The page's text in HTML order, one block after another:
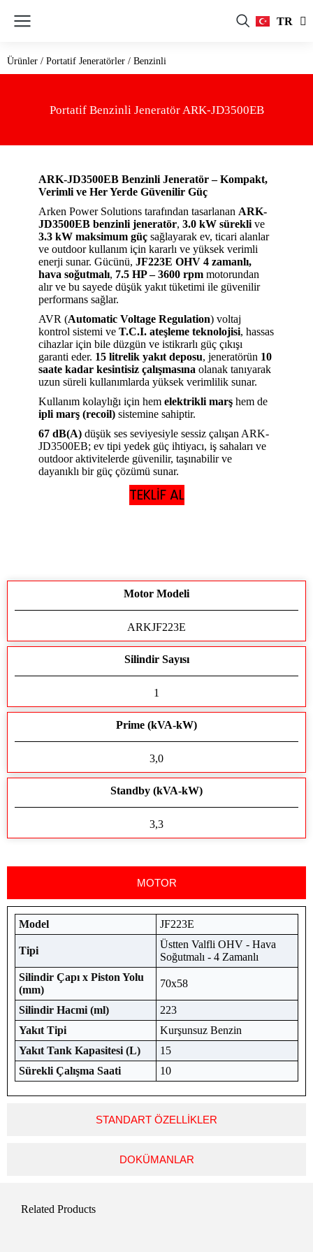
TR
RU
Ürünler / Portatif Jeneratörler / Benzinli
Portatif Benzinli Jeneratör ARK-JD3500EB
ARK-JD3500EB Benzinli Jeneratör – Kompakt,
Verimli ve Her Yerde Güvenilir Güç
Arken Power Solutions tarafından tasarlanan ARK-
JD3500EB benzinli jeneratör, 3.0 kW sürekli ve
3.3 kW maksimum güç sağlayarak ev, ticari alanlar
ve outdoor kullanım için kararlı ve yüksek verimli
enerji sunar. Gücünü, JF223E OHV 4 zamanlı,
hava soğutmalı, 7.5 HP – 3600 rpm motorundan
alır ve bu sayede düşük yakıt tüketimi ile güvenilir
performans sağlar.
AVR (Automatic Voltage Regulation) voltaj
kontrol sistemi ve T.C.I. ateşleme teknolojisi, hassas
cihazlar için bile düzgün ve istikrarlı güç çıkışı
garanti eder. 15 litrelik yakıt deposu, jeneratörün 10
saate kadar kesintisiz çalışmasına olanak tanıyarak
uzun süreli kullanımlarda yüksek verimlilik sunar.
Kullanım kolaylığı için hem elektrikli marş hem de
ipli marş (recoil) sistemine sahiptir.
67 dB(A) düşük ses seviyesiyle sessiz çalışan ARK-
JD3500EB; ev tipi yedek güç ihtiyacı, iş sahaları ve
outdoor aktivitelerde güvenilir, taşınabilir ve
dayanıklı bir güç çözümü sunar.
TEKLİF AL
Motor Modeli
ARKJF223E
Silindir Sayısı
1
Prime (kVA-kW)
3,0
Standby (kVA-kW)
3,3
MOTOR
STANDART ÖZELLİKLER
DOKÜMANLAR
Model JF223E
Tipi
Üstten Valfli OHV - Hava
Soğutmalı - 4 Zamanlı
Silindir Çapı x Piston Yolu
(mm)
70x58
Silindir Hacmi (ml)
223
Yakıt Tipi
Kurşunsuz Benzin
Yakıt Tank Kapasitesi (L)
15
Sürekli Çalışma Saati
10
Related Products